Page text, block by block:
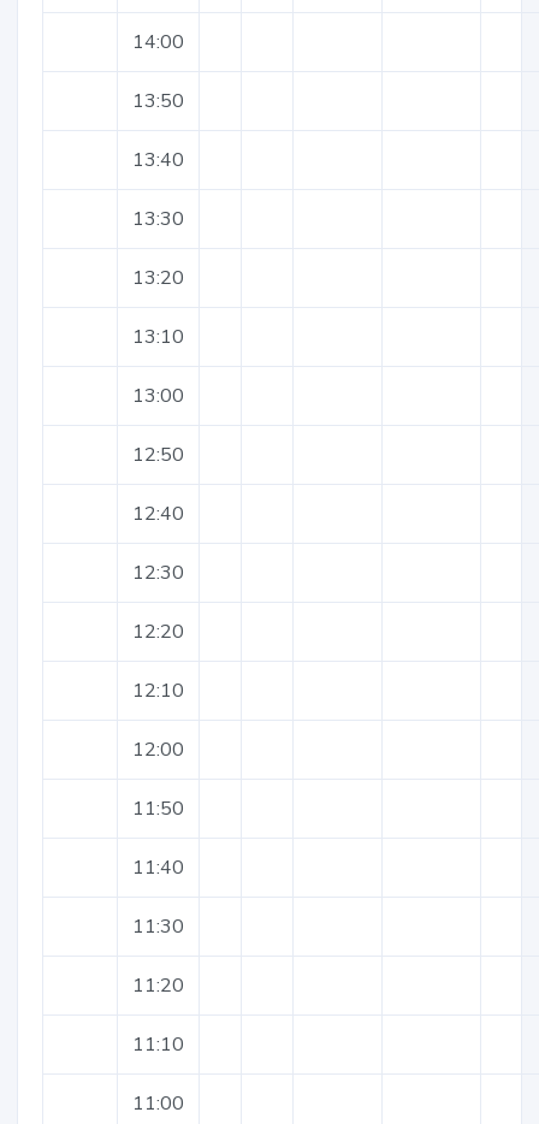
14:00
13:50
13:40
13:30
13:20
13:10
13:00
12:50
12:40
12:30
12:20
12:10
12:00
11:50
11:40
11:30
11:20
11:10
11:00